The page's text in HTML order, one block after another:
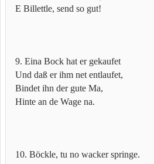
E Billettle, send so gut!
9. Eina Bock hat er gekaufet
Und daß er ihm net entlaufet,
Bindet ihn der gute Ma,
Hinte an de Wage na.
10. Böckle, tu no wacker springe.